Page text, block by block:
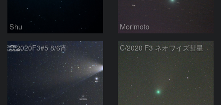
Shu Morimoto
C/2020F3#5 8/6宵 C/2020 F3 ネオワイズ彗星